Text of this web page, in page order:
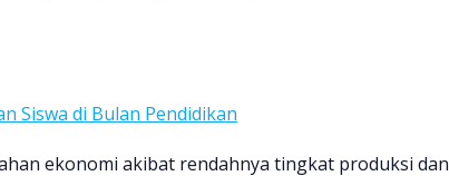
Siswa di Bulan Pendidikan
ekonomi akibat rendahnya tingkat produksi dan